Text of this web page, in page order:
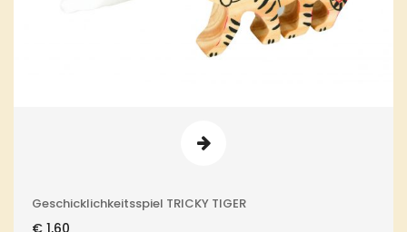
Geschicklichkeitsspiel TRICKY TIGER
€ 1,60